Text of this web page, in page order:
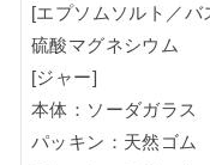
[エプソムソルト／バ
硫酸マグネシウム
[ジャー]
本体：ソーダガラス
パッキン：天然ゴム